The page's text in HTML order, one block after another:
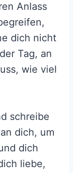
Anlass
dich nicht
Tag, an
wie viel
schreibe
dich, um
dich
liebe,